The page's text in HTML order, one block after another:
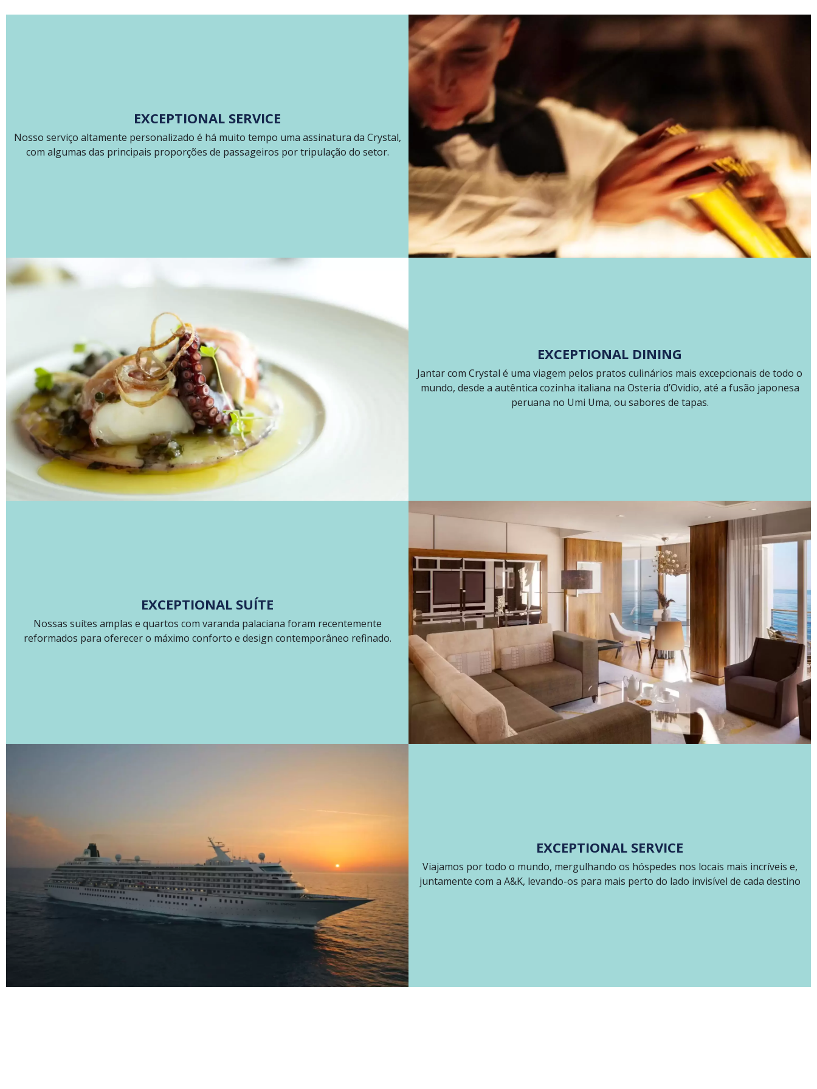
EXCEPTIONAL SERVICE
Nosso serviço altamente personalizado é há muito tempo uma assinatura da Crystal,
com algumas das principais proporções de passageiros por tripulação do setor.
EXCEPTIONAL DINING
Jantar com Crystal é uma viagem pelos pratos culinários mais excepcionais de todo o
mundo, desde a autêntica cozinha italiana na Osteria d’Ovidio, até a fusão japonesa
peruana no Umi Uma, ou sabores de tapas.
EXCEPTIONAL SUÍTE
Nossas suítes amplas e quartos com varanda palaciana foram recentemente
reformados para oferecer o máximo conforto e design contemporâneo refinado.
EXCEPTIONAL SERVICE
Viajamos por todo o mundo, mergulhando os hóspedes nos locais mais incríveis e,
juntamente com a A&K, levando-os para mais perto do lado invisível de cada destino